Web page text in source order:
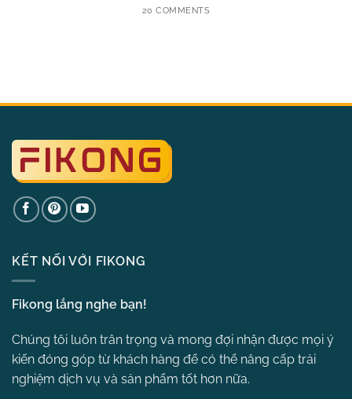
20 COMMENTS
KẾT NỐI VỚI FIKONG
Fikong lắng nghe bạn!
Chúng tôi luôn trân trọng và mong đợi nhận được mọi ý
kiến đóng góp từ khách hàng để có thể nâng cấp trải
nghiệm dịch vụ và sản phẩm tốt hơn nữa.